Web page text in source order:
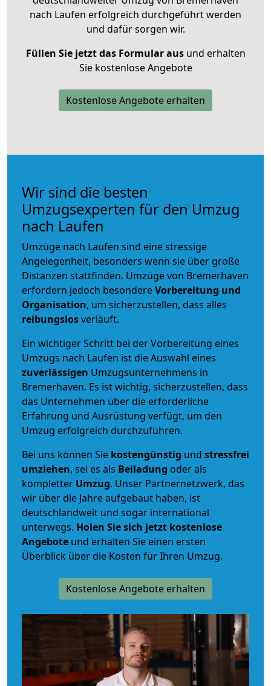
nach Laufen erfolgreich durchgeführt werden
und dafür sorgen wir.
Füllen Sie jetzt das Formular ausund erhalten
Sie kostenlose Angebote
Kostenlose Angebote erhalten
Wir sind die besten
Umzugsexperten für den Umzug
nach Laufen
Umzüge nach Laufen sind eine stressige
Angelegenheit, besonders wenn sie über große
Distanzen stattfinden. Umzüge von Bremerhaven
erfordern jedoch besondereVorbereitung und
Organisation, um sicherzustellen, dass alles
reibungslosverläuft.
Ein wichtiger Schritt bei der Vorbereitung eines
Umzugs nach Laufen ist die Auswahl eines
zuverlässigen Umzugsunternehmens in
Bremerhaven. Es ist wichtig, sicherzustellen, dass
das Unternehmen über die erforderliche
Erfahrung und Ausrüstung verfügt, um den
Umzug erfolgreich durchzuführen.
Bei uns können Sie kostengünstig und stressfrei
umziehen, sei es als Beiladung oder als
kompletter Umzug. Unser Partnernetzwerk, das
wir über die Jahre aufgebaut haben, ist
deutschlandweit und sogar international
unterwegs. Holen Sie sich jetzt kostenlose
Angebote und erhalten Sie einen ersten
Überblick über die Kosten für Ihren Umzug.
Kostenlose Angebote erhalten